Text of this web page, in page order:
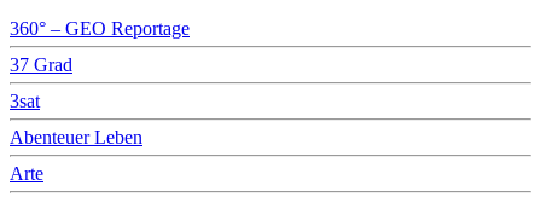
360° – GEO Reportage
37 Grad
3sat
Abenteuer Leben
Arte